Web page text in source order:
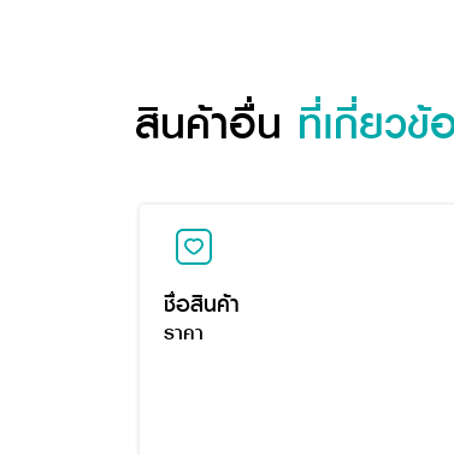
สินค้าอื่น ที่เกี่ยวข้
ชื่อสินค้า
ราคา